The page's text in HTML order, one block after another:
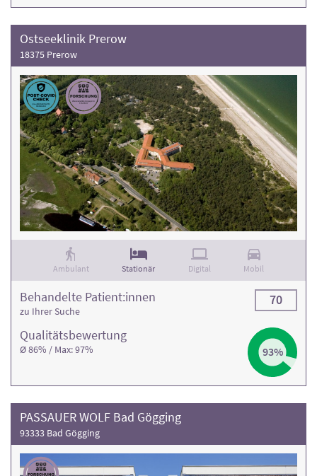
Ostseeklinik Prerow
18375 Prerow
Ambulant Stationär Digital Mobil
Qualitäts­bewertung
Ø 86% / Max: 97% 93%
Behandelte Patient:innen
zu Ihrer Suche
70
PASSAUER WOLF Bad Gögging
93333 Bad Gögging